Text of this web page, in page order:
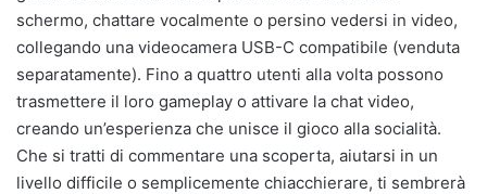
schermo, chattare vocalmente o persino vedersi in video,
collegando una videocamera USB-C compatibile (venduta
separatamente). Fino a quattro utenti alla volta possono
trasmettere il loro gameplay o attivare la chat video,
creando un’esperienza che unisce il gioco alla socialità.
Che si tratti di commentare una scoperta, aiutarsi in un
livello difficile o semplicemente chiacchierare, ti sembrerà